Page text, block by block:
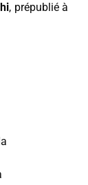
, prépublié à